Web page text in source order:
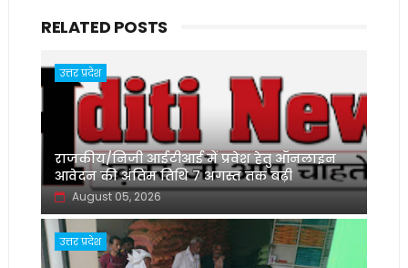
RELATED POSTS
उत्तर प्रदेश
राजकीय/निजी आईटीआई में प्रवेश हेतु ऑनलाइन
आवेदन की अंतिम तिथि 7 अगस्त तक बढ़ी
August 05, 2026
उत्तर प्रदेश